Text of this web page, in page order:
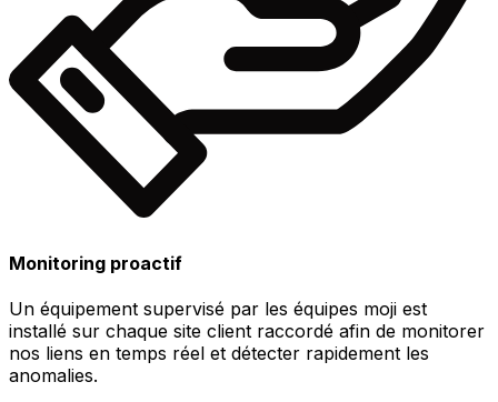
Monitoring proactif
Un équipement supervisé par les équipes moji est
installé sur chaque site client raccordé afin de monitorer
nos liens en temps réel et détecter rapidement les
anomalies.